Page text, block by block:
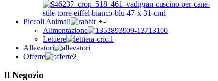
Piccoli Animali +-
Alimentazione
Lettiere
Allevatori
Offerte
Il Negozio